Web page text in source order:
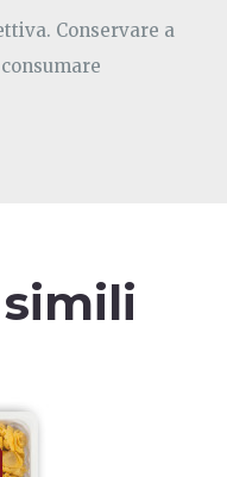
Conservare a